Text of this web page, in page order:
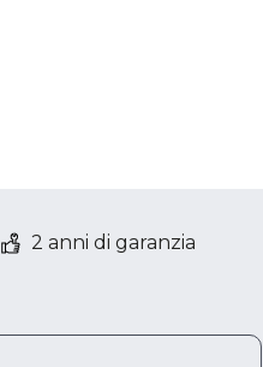
2 anni di garanzia